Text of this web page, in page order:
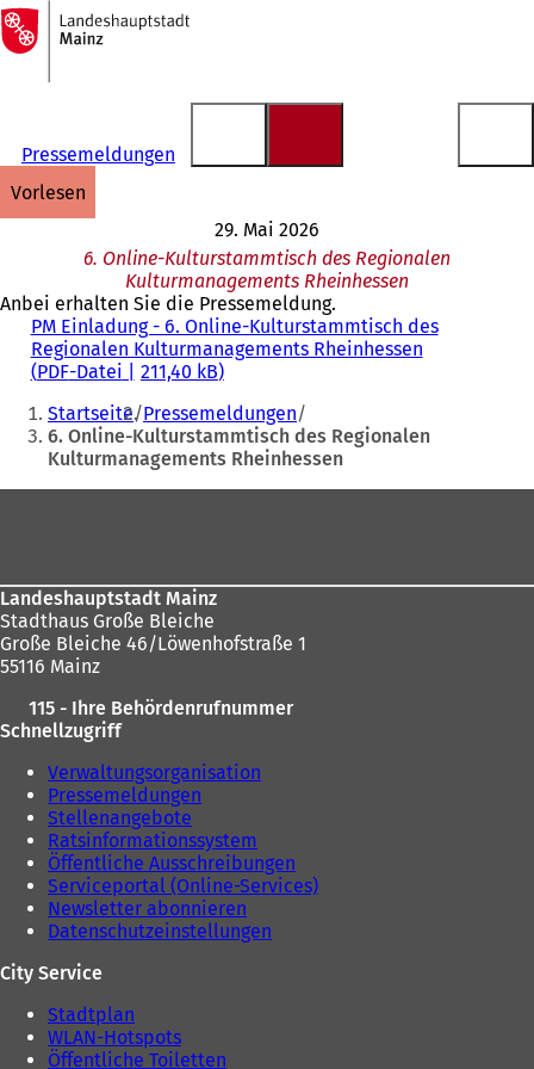
Inhalt anspringen
Zur
Startseite
Pressemeldungen
vorlesen
29. Mai 2026
6. Online-Kulturstammtisch des Regionalen
Kulturmanagements Rheinhessen
Anbei erhalten Sie die Pressemeldung.
PM Einladung - 6. Online-Kulturstammtisch des
Regionalen Kulturmanagements Rheinhessen
PDF-Datei 211,40 kB
Sie
befinden
sich
hier:
Startseite Pressemeldungen
6. Online-Kulturstammtisch des Regionalen
Kulturmanagements Rheinhessen
Landeshauptstadt Mainz
Stadthaus Große Bleiche
Große Bleiche 46/Löwenhofstraße 1
55116 Mainz
115 - Ihre Behördenrufnummer
Schnellzugriff
Verwaltungsorganisation
Pressemeldungen
Stellenangebote
Ratsinformationssystem
Öffentliche Ausschreibungen
Serviceportal (Online-Services)
Newsletter abonnieren
Datenschutzeinstellungen
City Service
Stadtplan
WLAN-Hotspots
Öffentliche Toiletten